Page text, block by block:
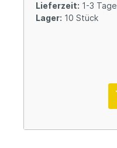
Lieferzeit: 1-3 Tage
Lager: 10 Stück